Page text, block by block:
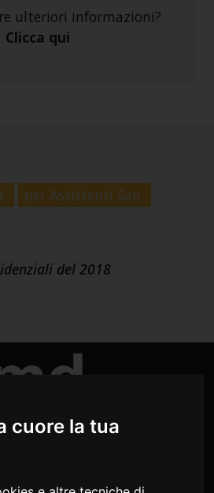
cuore la tua
ulteriori informazioni?
Clicca qui
per Assistenti San.
del 2018